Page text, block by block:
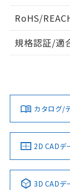
タイムチャート
A: 150mm以上、
上、n: 90mm以上
検出物体の大きさ
検出領域
ドすること
ダウンロードデー
みください。
ソフトウェアの使
RoHS/
EU RoHS 注
対応済み
中国 RoHS 注
規格認証/適
LR型式承認
（イギリス
船舶規格）
No
カタログ/
2D CADデ
3D CADデ